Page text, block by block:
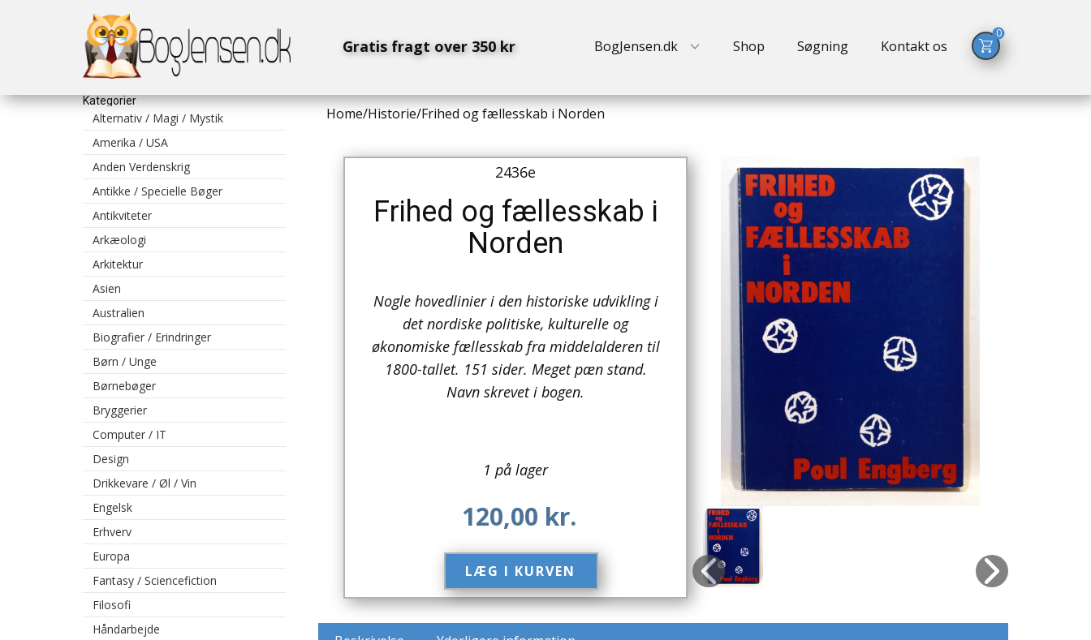
BogJensen.dk Shop Søgning Kontakt os
Gratis fragt over 350 kr
0
Kategorier
Alternativ / Magi / Mystik
Amerika / USA
Anden Verdenskrig
Antikke / Specielle Bøger
Antikviteter
Arkæologi
Arkitektur
Asien
Australien
Biografier / Erindringer
Børn / Unge
Børnebøger
Bryggerier
Computer / IT
Design
Drikkevare / Øl / Vin
Engelsk
Erhverv
Europa
Fantasy / Sciencefiction
Filosofi
Håndarbejde
Home/Historie/Frihed og fællesskab i Norden
2436e
Frihed og fællesskab i
Norden
Nogle hovedlinier i den historiske udvikling i
det nordiske politiske, kulturelle og
økonomiske fællesskab fra middelalderen til
1800-tallet. 151 sider. Meget pæn stand.
Navn skrevet i bogen.
1 på lager
120,00 kr.
LÆG I KURVEN​